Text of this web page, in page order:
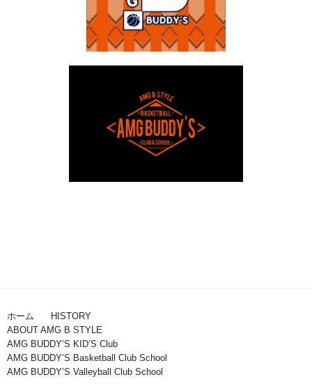
ホーム
HISTORY
ABOUT AMG B STYLE
AMG BUDDY’S KID’S Club
AMG BUDDY’S Basketball Club School
AMG BUDDY’S Valleyball Club School